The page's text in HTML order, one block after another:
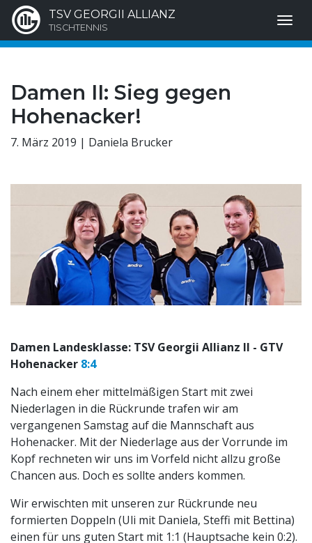
TSV GEORGII ALLIANZ
TISCHTENNIS
Damen II: Sieg gegen
Hohenacker!
7. März 2019 | Daniela Brucker
Damen Landesklasse: TSV Georgii Allianz II - GTV
Hohenacker 8:4
Nach einem eher mittelmäßigen Start mit zwei
Niederlagen in die Rückrunde trafen wir am
vergangenen Samstag auf die Mannschaft aus
Hohenacker. Mit der Niederlage aus der Vorrunde im
Kopf rechneten wir uns im Vorfeld nicht allzu große
Chancen aus. Doch es sollte anders kommen.
Wir erwischten mit unseren zur Rückrunde neu
formierten Doppeln (Uli mit Daniela, Steffi mit Bettina)
einen für uns guten Start mit 1:1 (Hauptsache kein 0:2).